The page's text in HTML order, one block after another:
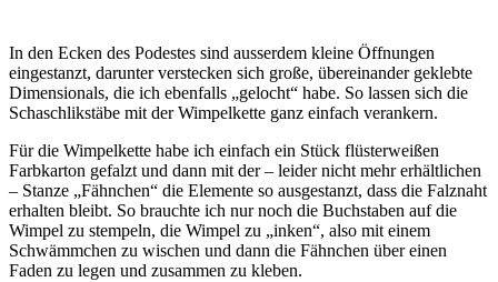
In den Ecken des Podestes sind ausserdem kleine Öffnungen
eingestanzt, darunter verstecken sich große, übereinander geklebte
Dimensionals, die ich ebenfalls „gelocht“ habe. So lassen sich die
Schaschlikstäbe mit der Wimpelkette ganz einfach verankern.
Für die Wimpelkette habe ich einfach ein Stück flüsterweißen
Farbkarton gefalzt und dann mit der – leider nicht mehr erhältlichen
– Stanze „Fähnchen“ die Elemente so ausgestanzt, dass die Falznaht
erhalten bleibt. So brauchte ich nur noch die Buchstaben auf die
Wimpel zu stempeln, die Wimpel zu „inken“, also mit einem
Schwämmchen zu wischen und dann die Fähnchen über einen
Faden zu legen und zusammen zu kleben.